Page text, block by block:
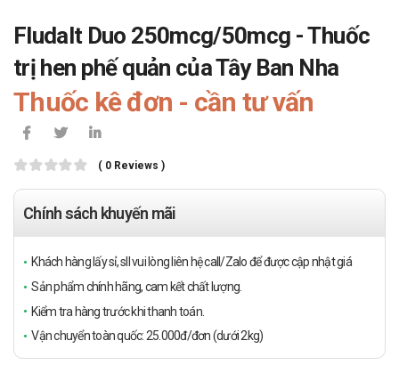
Fludalt Duo 250mcg/50mcg - Thuốc
trị hen phế quản của Tây Ban Nha
Thuốc kê đơn - cần tư vấn
( 0 Reviews )
Chính sách khuyến mãi
Khách hàng lấy sỉ, sll vui lòng liên hệ call/Zalo để được cập nhật giá
Sản phẩm chính hãng, cam kết chất lượng.
Kiểm tra hàng trước khi thanh toán.
Vận chuyển toàn quốc: 25.000đ/đơn (dưới 2kg)